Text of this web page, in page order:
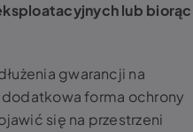
lub biorąc
gwarancji na
forma ochrony
się na przestrzeni